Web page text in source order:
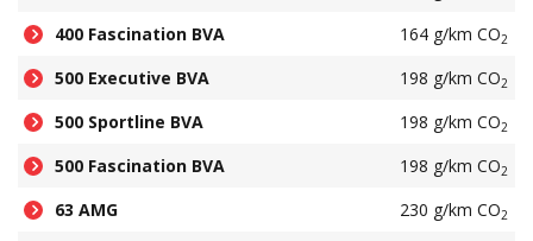
400 Fascination BVA 164 g/km CO2
500 Executive BVA 198 g/km CO2
500 Sportline BVA 198 g/km CO2
500 Fascination BVA 198 g/km CO2
63 AMG 230 g/km CO2